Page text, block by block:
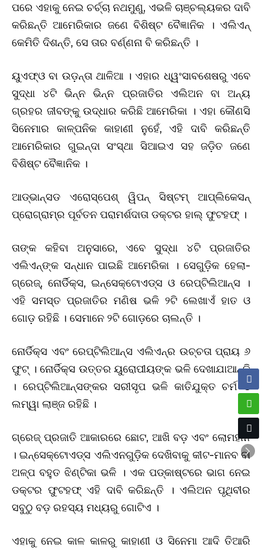
ପରେ ଏହାକୁ ନେଇ ଚର୍ଚ୍ଚା ନଥମୁଣୁ, ଏଭଳି ଚାଞ୍ଚଲ୍ୟକର ଦାବି
କରିଛନ୍ତି ଆମେରିକାର ଜଣେ ବିଶିଷ୍ଟ ବୈଜ୍ଞାନିକ । ଏଲିଏନ୍
କେମିତି ଦିଶନ୍ତି, ସେ ତାର ବର୍ଣ୍ଣନା ବି କରିଛନ୍ତି ।
ୟୁଏଫ୍‌ଓ ବା ଉଡ଼ନ୍ତା ଥାଳିଆ । ଏହାର ଧ୍ୱଂସାବଶେଷରୁ ଏବେ
ସୁଦ୍ଧା ୪ଟି ଭିନ୍ନ ଭିନ୍ନ ପ୍ରଜାତିର ଏଲିଅନ ବା ଅନ୍ୟ
ଗ୍ରହର ଜୀବଙ୍କୁ ଉଦ୍ଧାର କରିଛି ଆମେରିକା । ଏହା କୌଣସି
ସିନେମାର କାଳ୍ପନିକ କାହାଣୀ ନୁହେଁ, ଏହି ଦାବି କରିଛନ୍ତି
ଆମେରିକାର ଗୁଇନ୍ଦା ସଂସ୍ଥା ସିଆଇଏ ସହ ଜଡ଼ିତ ଜଣେ
ବିଶିଷ୍ଟ ବୈଜ୍ଞାନିକ ।
ଆଡ୍‌ଭାନ୍ସଡ ଏରୋସ୍ପେଶ୍ ୱିପନ୍ ସିଷ୍ଟମ୍ ଆପ୍ଲିକେସନ୍‌
ପ୍ରୋଗ୍ରାମ୍‌ର ପୂର୍ବତନ ପରାମର୍ଶଦାତା ଡକ୍ଟର ହାଲ୍‌ ଫୁଟହଫ୍ ।
ତାଙ୍କ କହିବା ଅନୁସାରେ, ଏବେ ସୁଦ୍ଧା ୪ଟି ପ୍ରଜାତିର
ଏଲିଏନ୍‌ଙ୍କ ସନ୍ଧାନ ପାଇଛି ଆମେରିକା । ସେଗୁଡ଼ିକ ହେଲା-
ଗ୍ରେଜ୍‌, ନୋର୍ଡିକ୍ସ, ଇନ୍‌ସେକ୍ଟୋଏଡ୍‌ସ ଓ ରେପ୍ଟିଲିଆନ୍‌ସ ।
ଏହି ସମସ୍ତ ପ୍ରଜାତିର ମଣିଷ ଭଳି ୨ଟି ଲେଖାଏଁ ହାତ ଓ
ଗୋଡ଼ ରହିଛି । ସେମାନେ ୨ଟି ଗୋଡ଼ରେ ଚାଲନ୍ତି ।
ନୋର୍ଡିକ୍ସ ଏବଂ ରେପ୍ଟିଲିଆନ୍ସ ଏଲିଏନ୍‌ର ଉଚ୍ଚତା ପ୍ରାୟ ୬
ଫୁଟ୍ । ନୋର୍ଡିକ୍ସ ଉତ୍ତର ୟୁରୋପୀୟଙ୍କ ଭଳି ଦେଖାଯାଆନ୍ତି
। ରେପ୍ଟିଲିଆନ୍‌ସଙ୍କର ସରୀସୃପ ଭଳି କାତିଯୁକ୍ତ ଚର୍ମ ଓ
ଲମ୍ୱା ଲାଞ୍ଜ ରହିଛି ।
ଗ୍ରେଜ୍‌ ପ୍ରଜାତି ଆକାରରେ ଛୋଟ, ଆଖି ବଡ଼ ଏବଂ ଲୋମହୀନ
। ଇନ୍‌ସେକ୍ଟୋଏଡ୍‌ସ ଏଲିଏନଗୁଡ଼ିକ ଦେଖିବାକୁ କୀଟ-ମାନବ ବା
ଅଳ୍ପ ବହୁତ ଝିଣ୍ଟିକା ଭଳି । ଏକ ପଡ୍‌କାଷ୍ଟରେ ଭାଗ ନେଇ
ଡକ୍ଟର ଫୁଟହଫ୍‌ ଏହି ଦାବି କରିଛନ୍ତି । ଏଲିଅନ ପୃଥିବୀର
ସବୁଠୁ ବଡ଼ ରହସ୍ୟ ମଧ୍ୟରୁ ଗୋଟିଏ ।
ଏହାକୁ ନେଇ କାଳ କାଳରୁ କାହାଣୀ ଓ ସିନେମା ଆଦି ତିଆରି